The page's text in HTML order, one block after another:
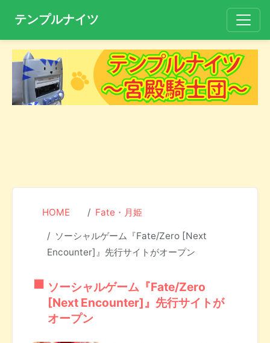
テンプルナイツ
HOME Fate・月姫
ソーシャルゲーム『Fate/Zero [Next
Encounter]』先行サイトがオープン
ソーシャルゲーム『Fate/Zero
[Next Encounter]』先行サイトが
オープン